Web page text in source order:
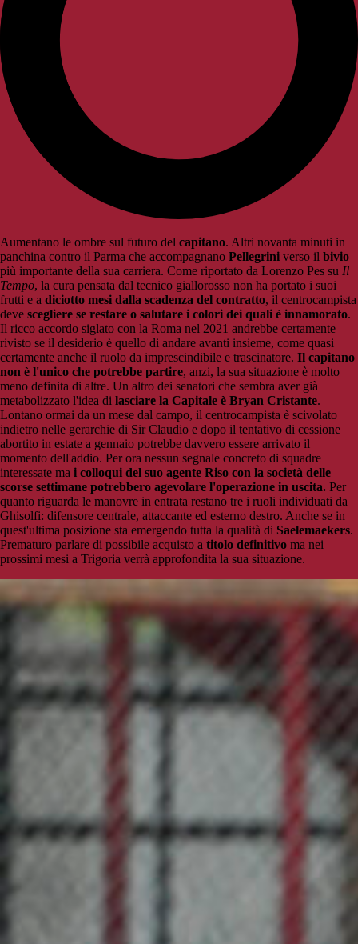
Aumentano le ombre sul futuro del capitano. Altri novanta minuti in
panchina contro il Parma che accompagnano Pellegrini verso il bivio
più importante della sua carriera. Come riportato da Lorenzo Pes su Il
Tempo, la cura pensata dal tecnico giallorosso non ha portato i suoi
frutti e a diciotto mesi dalla scadenza del contratto, il centrocampista
deve scegliere se restare o salutare i colori dei quali è innamorato.
Il ricco accordo siglato con la Roma nel 2021 andrebbe certamente
rivisto se il desiderio è quello di andare avanti insieme, come quasi
certamente anche il ruolo da imprescindibile e trascinatore. Il capitano
non è l'unico che potrebbe partire, anzi, la sua situazione è molto
meno definita di altre. Un altro dei senatori che sembra aver già
metabolizzato l'idea di lasciare la Capitale è Bryan Cristante.
Lontano ormai da un mese dal campo, il centrocampista è scivolato
indietro nelle gerarchie di Sir Claudio e dopo il tentativo di cessione
abortito in estate a gennaio potrebbe davvero essere arrivato il
momento dell'addio. Per ora nessun segnale concreto di squadre
interessate ma i colloqui del suo agente Riso con la società delle
scorse settimane potrebbero agevolare l'operazione in uscita. Per
quanto riguarda le manovre in entrata restano tre i ruoli individuati da
Ghisolfi: difensore centrale, attaccante ed esterno destro. Anche se in
quest'ultima posizione sta emergendo tutta la qualità di Saelemaekers.
Prematuro parlare di possibile acquisto a titolo definitivo ma nei
prossimi mesi a Trigoria verrà approfondita la sua situazione.